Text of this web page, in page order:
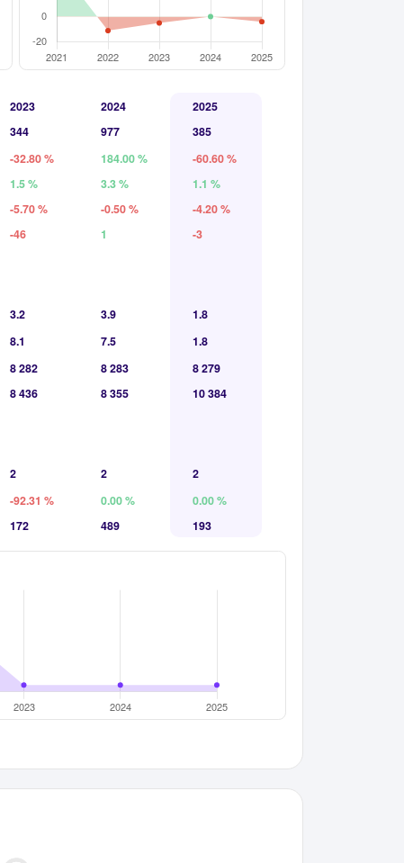
2023 2024
2025
344 977
385
-32.80 % 184.00 %
-60.60 %
1.5 % 3.3 %
1.1 %
-5.70 % -0.50 %
-4.20 %
-46 1 -3
3.2 3.9
1.8
8.1 7.5
1.8
8 282 8 283
8 279
8 436 8 355 10 384
2 2
2
-92.31 % 0.00 %
0.00 %
172 489 193